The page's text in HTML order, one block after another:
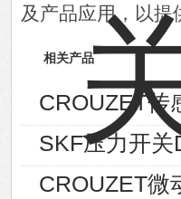
及产品应用，以提
相关产品
CROUZET传
SKF压力开
CROUZET微